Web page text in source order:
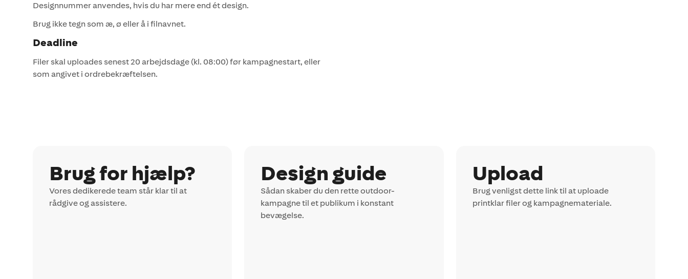
Designnummer anvendes, hvis du har mere end ét design.
Brug ikke tegn som æ, ø eller å i filnavnet.
Deadline
Filer skal uploades senest 20 arbejdsdage (kl. 08:00) før kampagnestart, eller
som angivet i ordrebekræftelsen.
Brug for hjælp?
Vores dedikerede team står klar til at
rådgive og assistere.
Design guide
Sådan skaber du den rette outdoor-
kampagne til et publikum i konstant
bevægelse.
Upload
Brug venligst dette link til at uploade
printklar filer og kampagnemateriale.